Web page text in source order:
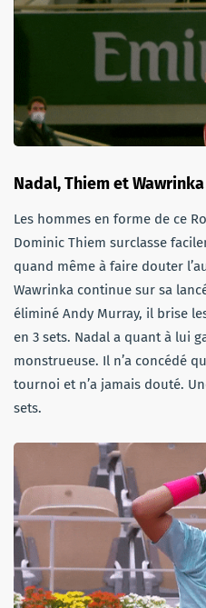
Nadal, Thiem et
Les hommes en forme de ce
Dominic Thiem surclasse
quand même à faire douter
Wawrinka continue sur sa
éliminé Andy Murray, il brise
en 3 sets. Nadal a quant à lui
monstrueuse. Il n’a concédé
tournoi et n’a jamais douté.
sets.